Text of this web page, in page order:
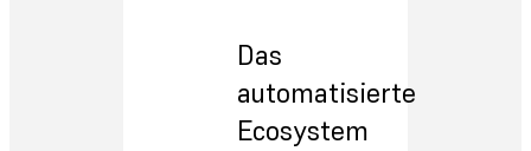
Das
automatisierte
Ecosystem